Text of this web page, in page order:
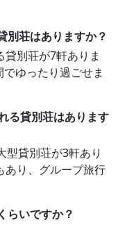
別荘はありますか？
別荘が7軒ありま
ゆったり過ごせま
る貸別荘はあります
型貸別荘が3軒あり
あり、グループ旅行
らいですか？